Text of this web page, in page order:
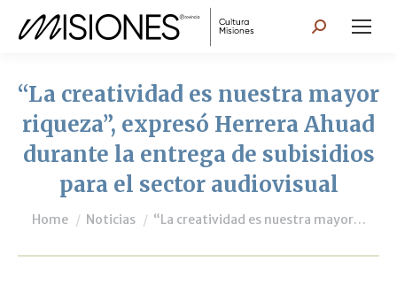
Search:
“La creatividad es nuestra mayor
riqueza”, expresó Herrera Ahuad
durante la entrega de subisidios
para el sector audiovisual
You are here:
Home Noticias “La creatividad es nuestra mayor…